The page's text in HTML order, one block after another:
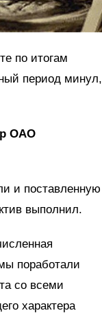
по итогам
период минул,
ОАО
и поставленную
выполнил.
поработали
со всеми
характера